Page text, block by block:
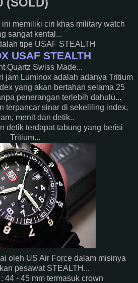
memiliki ciri khas military watch
sangat kental...
tipe USAF STEALTH
USAF STEALTH
Quartz Swiss Made...
jam Luminox adalah adanya Tritium
yang akan bertahan selama 25
penerangan terlebih dahulu...
terpancar sinar di sekeliling index,
menit dan detik..
detik terdapat tabung yang berisi
Tritium...
oleh US Air Force dalam misinya
pesawat STEALTH...
44 - 45 mm termasuk crown